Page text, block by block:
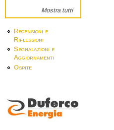
Mostra tutti
Recensioni e
Riflessioni
Segnalazioni e
Aggiornamenti
Ospite